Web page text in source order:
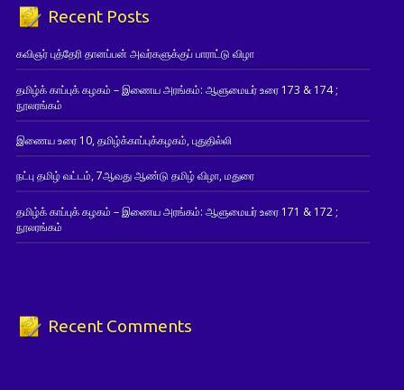
Recent Posts
கவிஞர் புத்தேரி தானப்பன் அவர்களுக்குப் பாராட்டு விழா
தமிழ்க் காப்புக் கழகம் – இணைய அரங்கம்: ஆளுமையர் உரை 173 & 174 ;
நூலரங்கம்
இணைய உரை 10, தமிழ்க்காப்புக்கழகம், புதுதில்லி
நட்பு தமிழ் வட்டம், 7ஆவது ஆண்டு தமிழ் விழா, மதுரை
தமிழ்க் காப்புக் கழகம் – இணைய அரங்கம்: ஆளுமையர் உரை 171 & 172 ;
நூலரங்கம்
Recent Comments